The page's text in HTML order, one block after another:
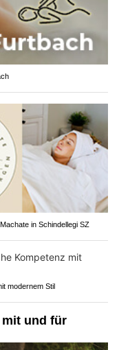
in Schindellegi SZ
modernem Stil
und für